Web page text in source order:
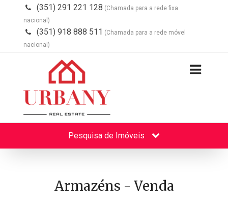
(351) 291 221 128 (Chamada para a rede fixa
nacional)
(351) 918 888 511 (Chamada para a rede móvel
nacional)
Pesquisa de Imóveis
Armazéns - Venda